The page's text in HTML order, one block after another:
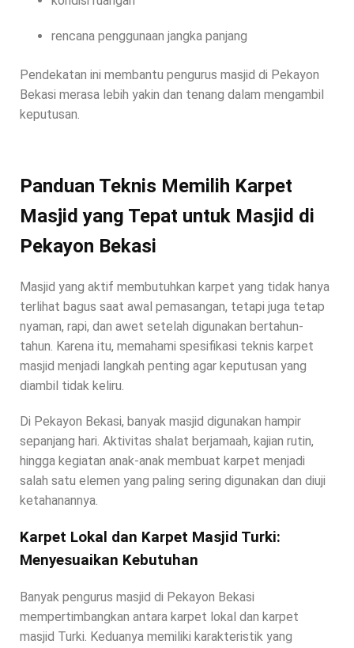
rencana penggunaan jangka panjang
Pendekatan ini membantu pengurus masjid di Pekayon
Bekasi merasa lebih yakin dan tenang dalam mengambil
keputusan.
Panduan Teknis Memilih Karpet
Masjid yang Tepat untuk Masjid di
Pekayon Bekasi
Masjid yang aktif membutuhkan karpet yang tidak hanya
terlihat bagus saat awal pemasangan, tetapi juga tetap
nyaman, rapi, dan awet setelah digunakan bertahun-
tahun. Karena itu, memahami spesifikasi teknis karpet
masjid menjadi langkah penting agar keputusan yang
diambil tidak keliru.
Di Pekayon Bekasi, banyak masjid digunakan hampir
sepanjang hari. Aktivitas shalat berjamaah, kajian rutin,
hingga kegiatan anak-anak membuat karpet menjadi
salah satu elemen yang paling sering digunakan dan diuji
ketahanannya.
Karpet Lokal dan Karpet Masjid Turki:
Menyesuaikan Kebutuhan
Banyak pengurus masjid di Pekayon Bekasi
mempertimbangkan antara karpet lokal dan karpet
masjid Turki. Keduanya memiliki karakteristik yang